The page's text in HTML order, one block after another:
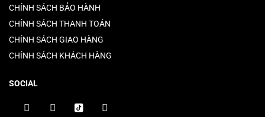
CHÍNH SÁCH BẢO HÀNH
CHÍNH SÁCH THANH TOÁN
CHÍNH SÁCH GIAO HÀNG
CHÍNH SÁCH KHÁCH HÀNG
SOCIAL